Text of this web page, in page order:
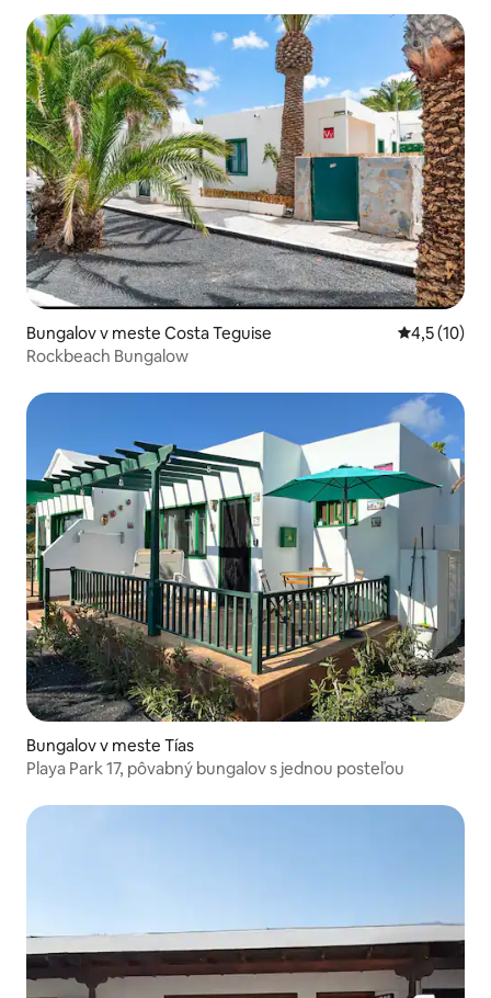
Bungalov v meste Costa Teguise Priemerné
4,5 (10)
Rockbeach Bungalow
Bungalov v meste Tías
Playa Park 17, pôvabný bungalov s jednou posteľou